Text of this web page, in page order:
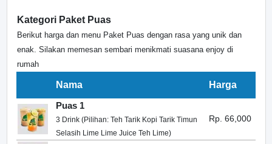
Kategori Paket Puas
Berikut harga dan menu Paket Puas dengan rasa yang unik dan
enak. Silakan memesan sembari menikmati suasana enjoy di
rumah
Nama
Harga
Puas 1
3 Drink (Pilihan: Teh Tarik Kopi Tarik Timun
Selasih Lime Lime Juice Teh Lime)
Rp. 66,000